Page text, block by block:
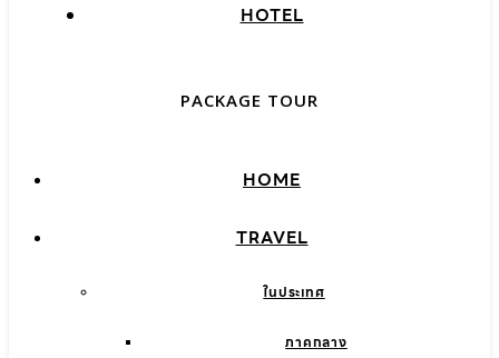
HOTEL
PACKAGE TOUR
HOME
TRAVEL
ในประเทศ
ภาคกลาง